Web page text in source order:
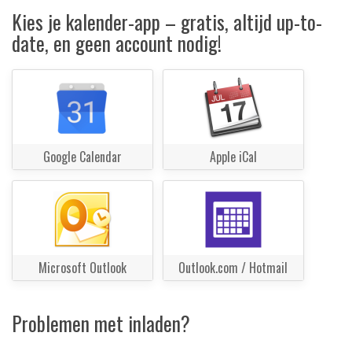
Kies je kalender-app – gratis, altijd up-to-
date, en geen account nodig!
Google Calendar Apple iCal
Microsoft Outlook Outlook.com / Hotmail
Problemen met inladen?